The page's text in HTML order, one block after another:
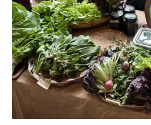
悉。那時候，祖父創立的工廠規
醬油，也生產豆腐、豆漿與醃漬
曾是斗六繳稅大戶之一。直到父
改由叔叔掌管，萬豐的榮景逐漸
原本完全不同。他離鄉北上，攻